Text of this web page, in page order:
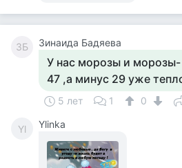
ЗБ Зинаида Бадяева
У нас морозы и
47 ,а минус 29 уже
5 лет 1 0
Yl Ylinka